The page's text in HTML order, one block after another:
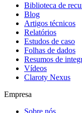
Biblioteca de
Blog
Artigos técnicos
Relatórios
Estudos de caso
Folhas de dados
Resumos de
Vídeos
Claroty Nexus
Empresa
Sobre nós